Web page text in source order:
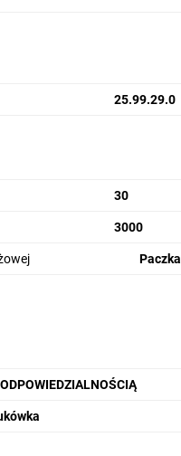
25.99.29.0
30
3000
Paczka